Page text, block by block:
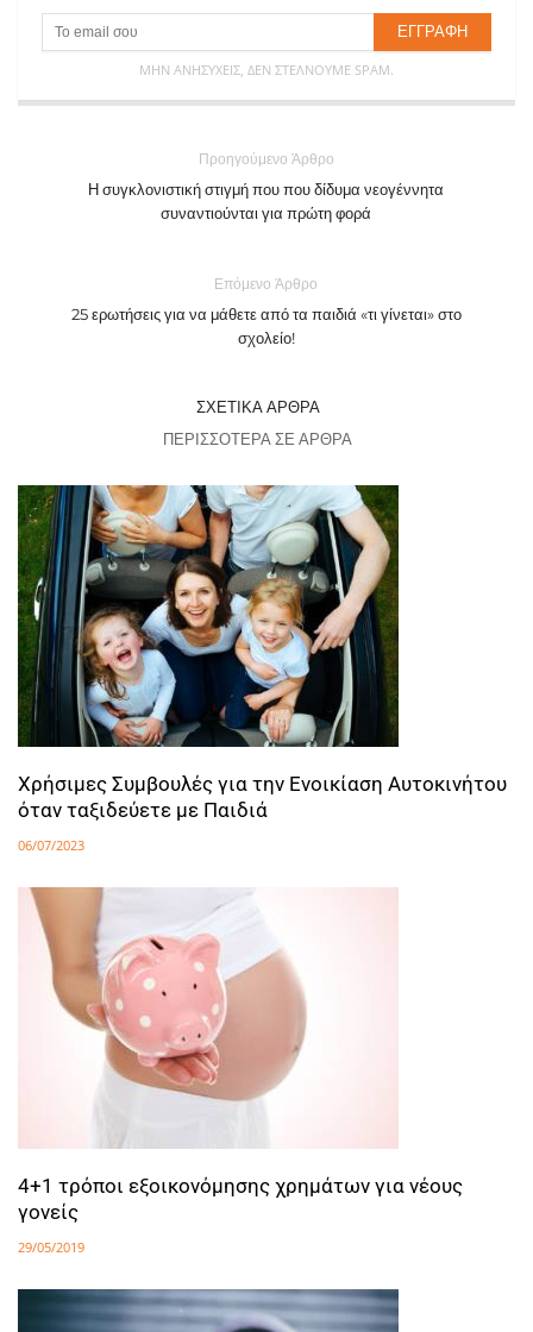
ΜΗΝ ΑΝΗΣΥΧΕΊΣ, ΔΕΝ ΣΤΈΛΝΟΥΜΕ SPAM.
Προηγούμενο Άρθρο
Η συγκλονιστική στιγμή που που δίδυμα νεογέννητα
συναντιούνται για πρώτη φορά
Επόμενο Άρθρο
25 ερωτήσεις για να μάθετε από τα παιδιά «τι γίνεται» στο
σχολείο!
ΣΧΕΤΙΚΆ ΆΡΘΡΑ
ΠΕΡΙΣΣΌΤΕΡΑ ΣΕ ΆΡΘΡΑ
Χρήσιμες Συμβουλές για την Ενοικίαση Αυτοκινήτου
όταν ταξιδεύετε με Παιδιά
06/07/2023
4+1 τρόποι εξοικονόμησης χρημάτων για νέους
γονείς
29/05/2019